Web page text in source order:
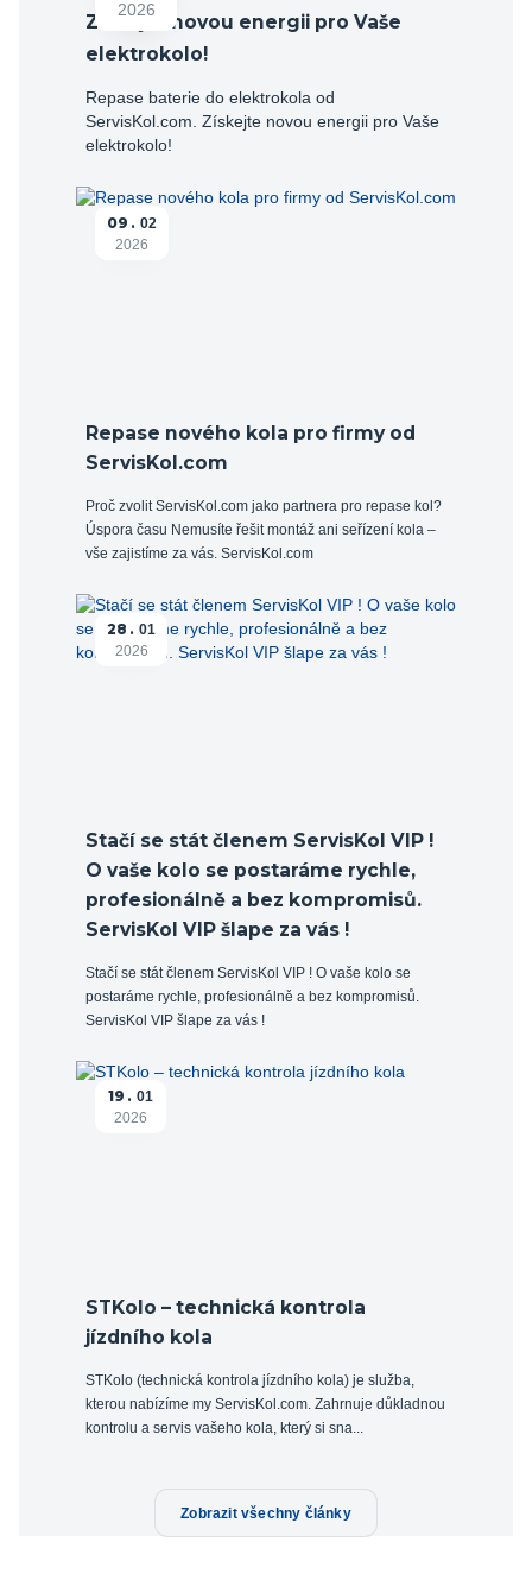
2026
Získejte novou energii pro Vaše
elektrokolo!
Repase baterie do elektrokola od
ServisKol.com. Získejte novou energii pro Vaše
elektrokolo!
09
02
2026
Repase nového kola pro firmy od
ServisKol.com
Proč zvolit ServisKol.com jako partnera pro repase kol?
Úspora času Nemusíte řešit montáž ani seřízení kola –
vše zajistíme za vás. ServisKol.com
28
01
2026
Stačí se stát členem ServisKol VIP !
O vaše kolo se postaráme rychle,
profesionálně a bez kompromisů.
ServisKol VIP šlape za vás !
Stačí se stát členem ServisKol VIP ! O vaše kolo se
postaráme rychle, profesionálně a bez kompromisů.
ServisKol VIP šlape za vás !
19
01
2026
STKolo – technická kontrola
jízdního kola
STKolo (technická kontrola jízdního kola) je služba,
kterou nabízíme my ServisKol.com. Zahrnuje důkladnou
kontrolu a servis vašeho kola, který si sna...
Zobrazit všechny články